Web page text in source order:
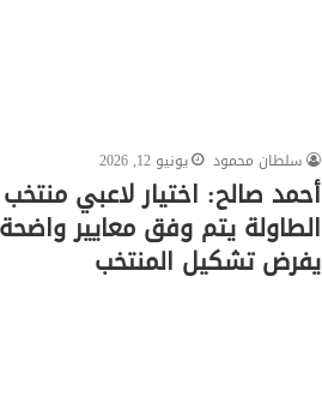
سلطان محمود يونيو 12, 2026
أحمد صالح: اختيار لاعبي
الطاولة يتم وفق معايير
يفرض تشكيل المنتخب